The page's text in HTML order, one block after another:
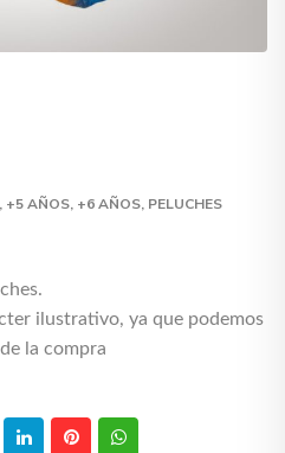
, +5 AÑOS, +6 AÑOS, PELUCHES
ilustrativo, ya que podemos
la compra